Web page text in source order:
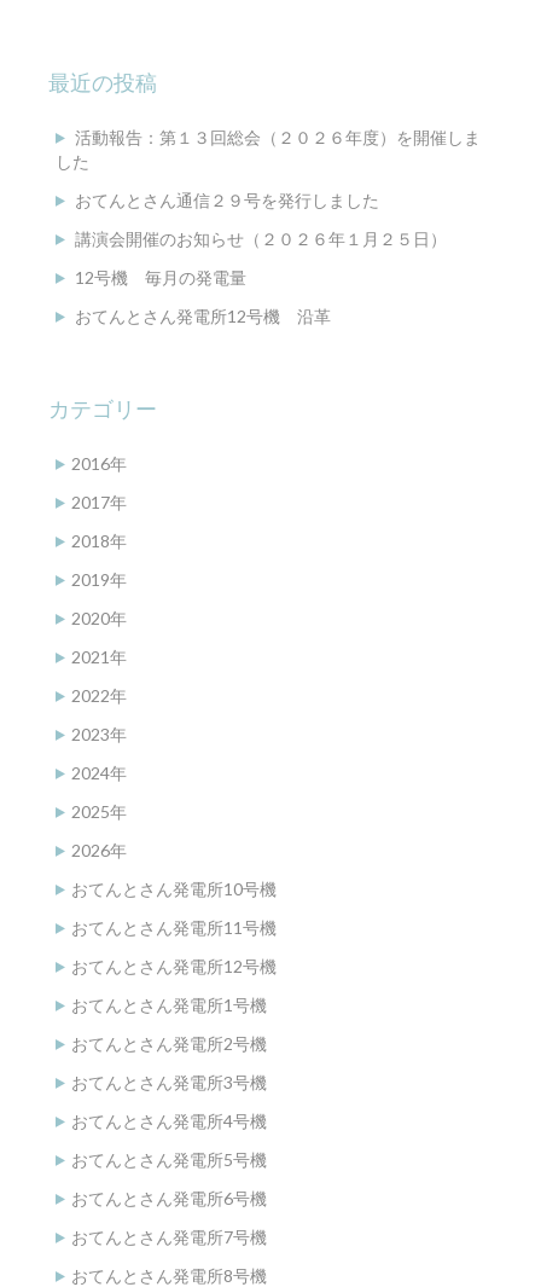
最近の投稿
活動報告：第１３回総会（２０２６年度）を開催しま
した
おてんとさん通信２９号を発行しました
講演会開催のお知らせ（２０２６年１月２５日）
12号機 毎月の発電量
おてんとさん発電所12号機 沿革
カテゴリー
2016年
2017年
2018年
2019年
2020年
2021年
2022年
2023年
2024年
2025年
2026年
おてんとさん発電所10号機
おてんとさん発電所11号機
おてんとさん発電所12号機
おてんとさん発電所1号機
おてんとさん発電所2号機
おてんとさん発電所3号機
おてんとさん発電所4号機
おてんとさん発電所5号機
おてんとさん発電所6号機
おてんとさん発電所7号機
おてんとさん発電所8号機